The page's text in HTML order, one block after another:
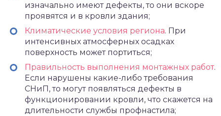
изначально имеют дефекты, то они вскоре
проявятся и в кровли здания;
Климатические условия региона. При
интенсивных атмосферных осадках
поверхность может портиться;
Правильность выполнения монтажных работ.
Если нарушены какие-либо требования
СНиП, то могут появляться дефекты в
функционировании кровли, что скажется на
длительности службы профнастила;